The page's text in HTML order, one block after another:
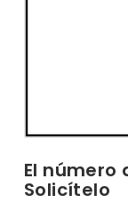
El
Solicítelo